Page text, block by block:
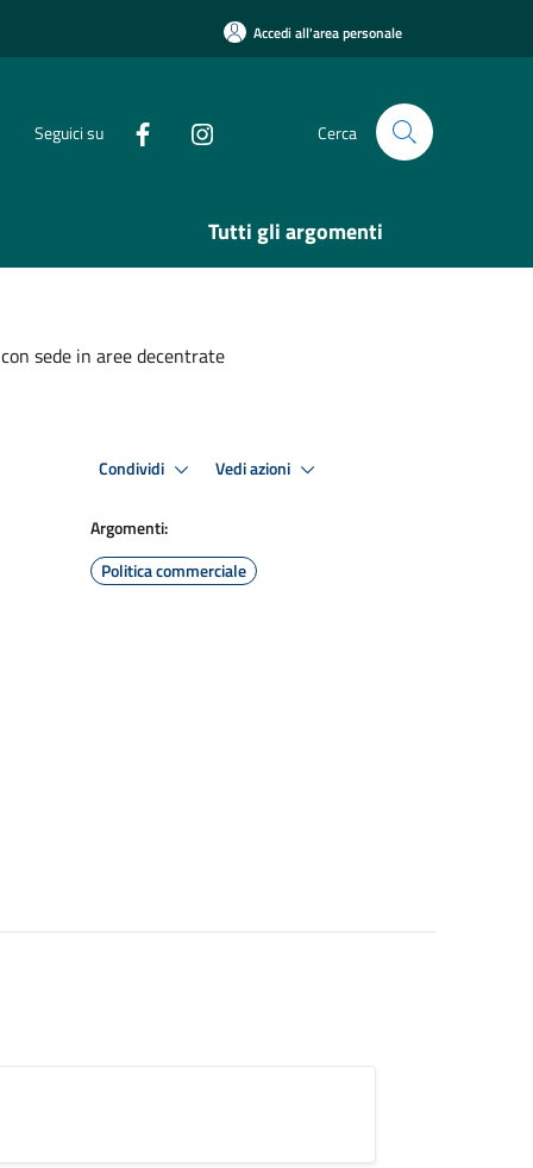
Accedi all'area personale
Seguici su Cerca
Tutti gli argomenti
sede in aree decentrate
Condividi Vedi azioni
Argomenti:
Politica commerciale